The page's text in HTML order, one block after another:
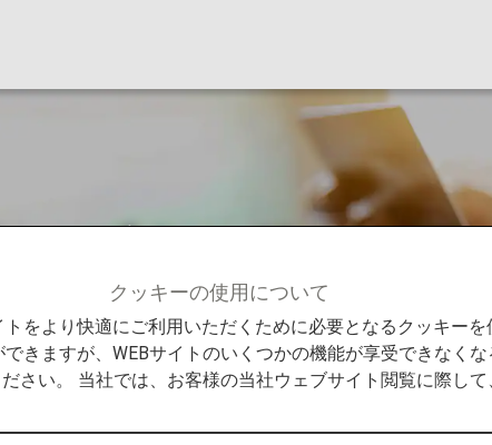
ズカード
ヤーズカード
クッキーの使用について
をより快適にご利用いただくために必要となるクッキー
きますが、WEBサイトのいくつかの機能が享受できなく
さい。 当社では、お客様の当社ウェブサイト閲覧に際し